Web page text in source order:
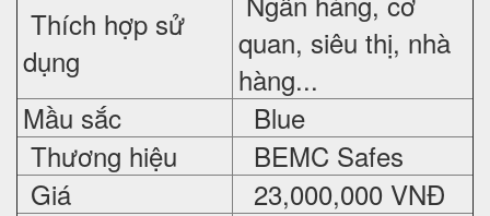
Thích hợp sử
dụng
quan, siêu thị, nhà
hàng...
Mầu sắc
Blue
Thương hiệu
BEMC Safes
Giá
23,000,000 VNĐ